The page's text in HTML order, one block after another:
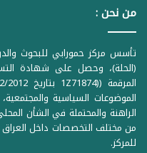
من نحن :
(الحلة)، وحصل على شهادة
الموضوعات السياسية
الراهنة والمحتملة في الشأن
من مختلف التخصصات داخل
للمركز.